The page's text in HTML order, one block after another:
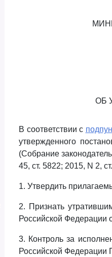
ОБ
В соответствии с
утвержденного
(Собрание
45, ст. 5822; 2015, N 2,
1. Утвердить
2. Признать
Российской Федерации
3. Контроль за
Российской Федерации